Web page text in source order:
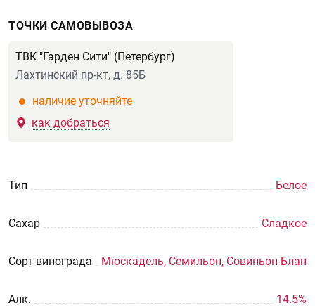
ТОЧКИ САМОВЫВОЗА
ТВК "Гарден Сити" (Петербург)
Лахтинский пр-кт, д. 85Б
наличие уточняйте
как добраться
Тип Белое
Сахар Сладкое
Сорт винограда Мюскадель, Семильон, Совиньон Блан
Aлк. 14.5%